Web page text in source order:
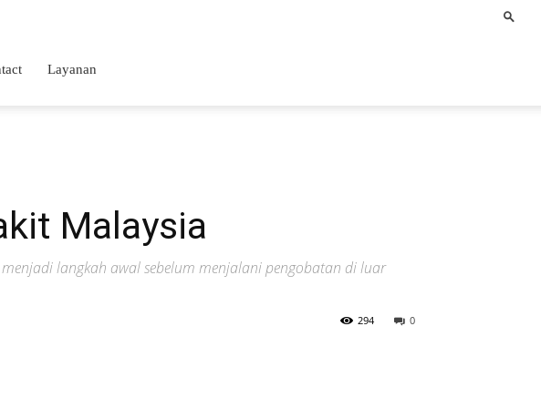
Layanan
Malaysia
langkah awal sebelum menjalani pengobatan di luar
0
294